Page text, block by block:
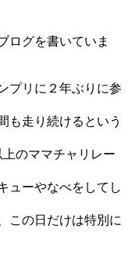
ログを書いていま
プリに２年ぶりに参
も走り続けるという
のママチャリレー
ューやなべをしてし
この日だけは特別に